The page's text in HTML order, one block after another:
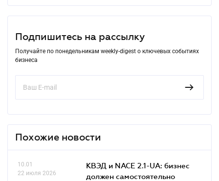
Подпишитесь на рассылку
Получайте по понедельникам weekly-digest о ключевых событиях
бизнеса
Похожие новости
10.01
22 июля 2026
КВЭД и NACE 2.1-UA: бизнес
должен самостоятельно